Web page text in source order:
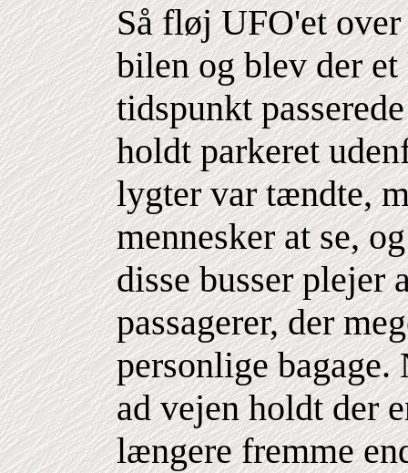
Så fløj UFO'et over
bilen og blev der
tidspunkt
holdt parkeret
lygter var tændte,
mennesker at se,
disse busser plejer
passagerer, der
personlige
ad vejen holdt der
længere fremme